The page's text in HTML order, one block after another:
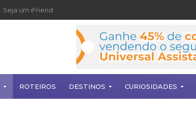
Seja um iFriend
ROTEIROS DESTINOS CURIOSIDADES